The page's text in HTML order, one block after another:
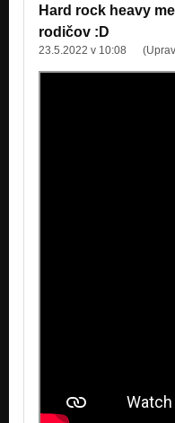
Hard rock heavy
rodičov :D
23.5.2022 v 10:08